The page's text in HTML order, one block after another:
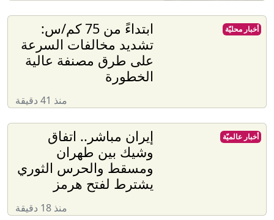
ابتداءً من 75 كم/س:
تشديد مخالفات السرعة
على طرق مصنفة عالية
الخطورة
منذ 41 دقيقة
أخبار محليّة
إيران مباشر.. اتفاق
وشيك بين طهران
ومسقط والحرس الثوري
يشترط لفتح هرمز
منذ 18 دقيقة
أخبار عالميّة